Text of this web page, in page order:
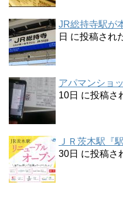
JR総持寺駅が
日 に投稿され
アパマンショ
10日 に投稿さ
ＪＲ茨木駅『
30日 に投稿さ